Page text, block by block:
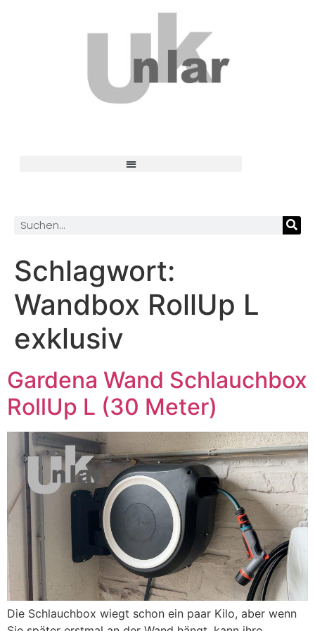
Schlagwort:
Wandbox RollUp L
exklusiv
Gardena Wand Schlauchbox
RollUp L (30 Meter)
Die Schlauchbox wiegt schon ein paar Kilo, aber wenn